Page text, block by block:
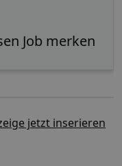
jetzt inserieren